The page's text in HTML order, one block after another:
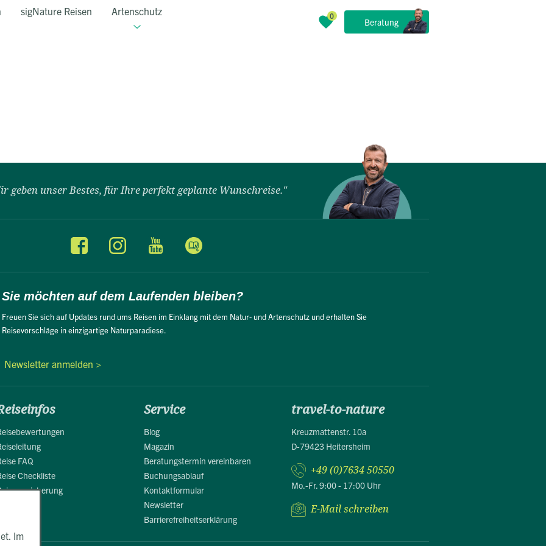
Beratung
sigNature Reisen Artenschutz
geben unser Bestes, für Ihre perfekt geplante Wunschreise."
Sie möchten auf dem Laufenden bleiben?
Freuen Sie sich auf Updates rund ums Reisen im Einklang mit dem Natur- und Artenschutz und erhalten Sie
Reisevorschläge in einzigartige Naturparadiese.
Newsletter anmelden >
FAQ
Checkliste
Service
Blog
Magazin
Beratungstermin vereinbaren
Buchungsablauf
Kontaktformular
Newsletter
Barrierefreiheitserklärung
travel-to-nature
Kreuzmattenstr. 10a
D-79423 Heitersheim
+49 (0)7634 50550
Mo.-Fr. 9:00 - 17:00 Uhr
E-Mail schreiben
Im